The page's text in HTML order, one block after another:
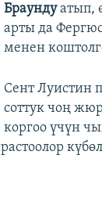
Браундуатып,
арты да
менен
Сент Луистин
соттук чоң
коргоо үчүн